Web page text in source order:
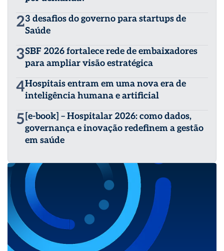
23 desafios do governo para startups de
Saúde
3SBF 2026 fortalece rede de embaixadores
para ampliar visão estratégica
4Hospitais entram em uma nova era de
inteligência humana e artificial
5 [e-book] – Hospitalar 2026: como dados,
governança e inovação redefinem a gestão
em saúde